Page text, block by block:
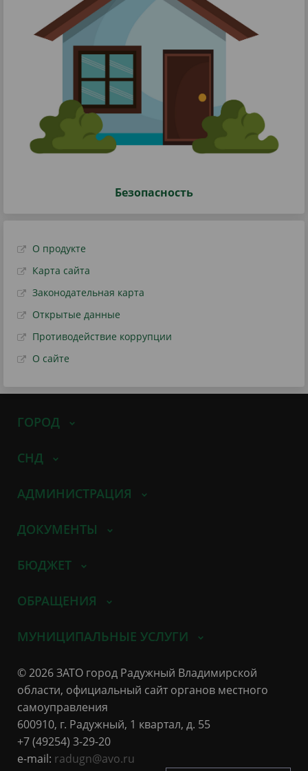
Безопасность
О продукте
Карта сайта
Законодательная карта
Открытые данные
Противодействие коррупции
О сайте
ГОРОД
СНД
АДМИНИСТРАЦИЯ
ДОКУМЕНТЫ
БЮДЖЕТ
ОБРАЩЕНИЯ
МУНИЦИПАЛЬНЫЕ УСЛУГИ
© 2026 ЗАТО город Радужный Владимирской
области, официальный сайт органов местного
самоуправления
600910, г. Радужный, 1 квартал, д. 55
+7 (49254) 3-29-20
e-mail: radugn@avo.ru